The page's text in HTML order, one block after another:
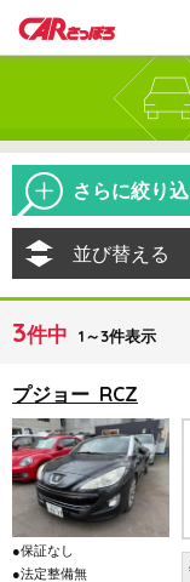
さらに絞り
並び替える
3件中 1～3件表示
プジョー RCZ
●保証なし
●法定整備無